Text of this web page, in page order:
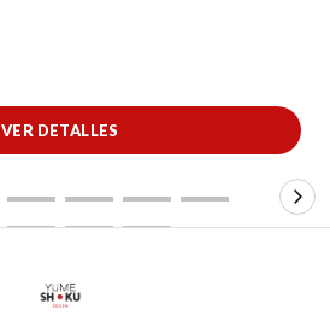
VER DETALLES